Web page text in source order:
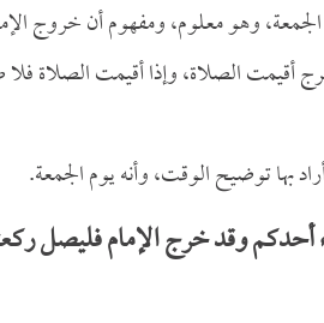
وهو معلوم، ومفهوم أن خروج
أقيمت الصلاة، وإذا أقيمت الصلاة
بها توضيح الوقت، وأنه يوم الجمعة.
وقد خرج الإمام فليصل